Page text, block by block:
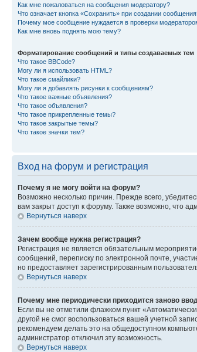
Как мне пожаловаться на сообщения модератору?
Что означает кнопка «Сохранить» при создании
Почему мое сообщение нуждается в проверки
Как мне вновь поднять мою тему?
Форматирование сообщений и типы создаваемых тем
Что такое BBCode?
Могу ли я использовать HTML?
Что такое смайлики?
Могу ли я добавлять рисунки к сообщениям?
Что такое важные объявления?
Что такое объявления?
Что такое прикрепленные темы?
Что такое закрытые темы?
Что такое значки тем?
Вход на форум и регистрация
Почему я не могу войти на форум?
Возможно несколько причин. Прежде всего,
вам закрыт доступ к форуму. Также возможно, что
Вернуться наверх
Зачем вообще нужна регистрация?
Регистрация не является обязательным
сообщений, переписку по электронной почте,
но предоставляет зарегистрированным
Вернуться наверх
Почему мне периодически приходится заново
Если вы не отметили флажком пункт
другой не смог воспользоваться вашей учетной
рекомендуем делать это на общедоступном
администратор отключил эту возможность.
Вернуться наверх